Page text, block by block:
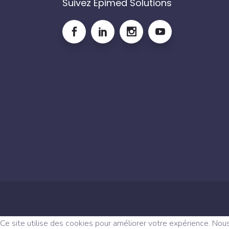
Suivez Epimed Solutions
Ce site utilise des cookies pour améliorer votre expérience.